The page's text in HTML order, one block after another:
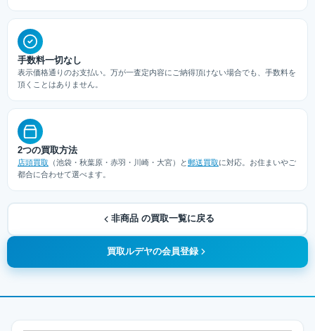
手数料一切なし
表示価格通りのお支払い。万が一査定内容にご納得頂けない場合でも、手数料を
頂くことはありません。
2つの買取方法
店頭買取 （池袋・秋葉原・赤羽・川崎・大宮）と郵送買取に対応。お住まいやご
都合に合わせて選べます。
非商品 の買取一覧に戻る
買取ルデヤの会員登録